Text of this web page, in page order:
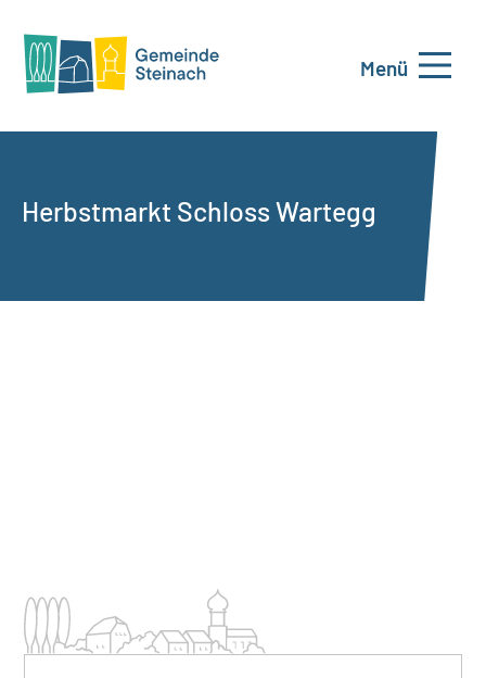
Menü
Herbstmarkt Schloss Wartegg